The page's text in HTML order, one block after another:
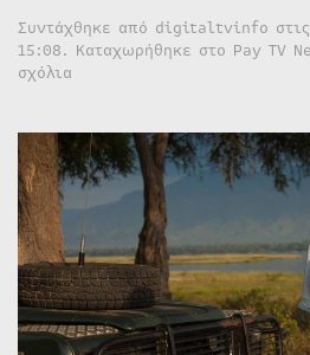
Συντάχθηκε από digitaltvinfo στις
15:08. Καταχωρήθηκε στο Pay TV
σχόλια
πολυαναμενόμενη
σειρά
ντοκιμαντέρ
του
BBC
Earth
έρχεται
στην
COSMOTE
TV